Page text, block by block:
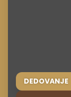
DEDOVANJE